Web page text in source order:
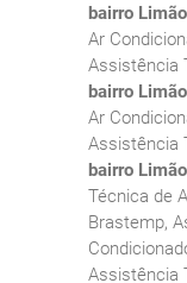
bairro Limão
Ar
Assistência
bairro Limão
Ar
Assistência
bairro Limão
Técnica de
Brastemp,
Assistência